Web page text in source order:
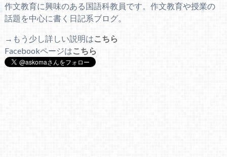
作文教育に興味のある国語科教員です。作文教育や授業の
話題を中心に書く日記系ブログ。
→もう少し詳しい説明はこちら
Facebookページはこちら